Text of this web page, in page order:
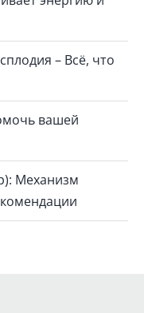
– Всё, что
вашей
Механизм